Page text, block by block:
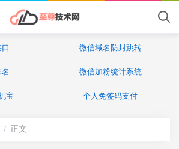
微信域名防封跳转
微信加粉统计系统
宝 个人免签码支付
/ 正文